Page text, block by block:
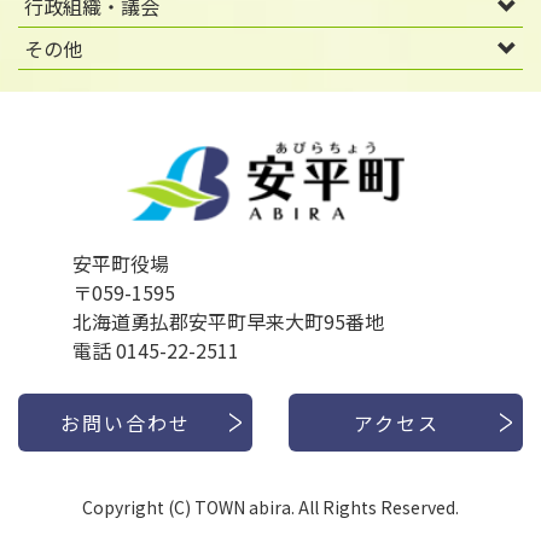
行政組織・議会
その他
安平町役場
〒059-1595
北海道勇払郡安平町早来大町95番地
電話 0145-22-2511
お問い合わせ アクセス
Copyright (C) TOWN abira. All Rights Reserved.